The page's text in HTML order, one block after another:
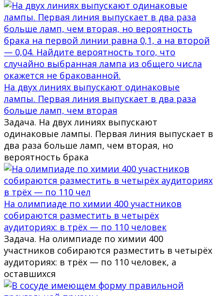
На двух линиях выпускают одинаковые
лампы. Первая линия выпускает в два раза
больше ламп, чем вторая
Задача. На двух линиях выпускают
одинаковые лампы. Первая линия выпускает в
два раза больше ламп, чем вторая, но
вероятность брака
На олимпиаде по химии 400 участников
собираются разместить в четырёх
аудиториях: в трёх — по 110 человек
Задача. На олимпиаде по химии 400
участников собираются разместить в четырёх
аудиториях: в трёх — по 110 человек, а
оставшихся